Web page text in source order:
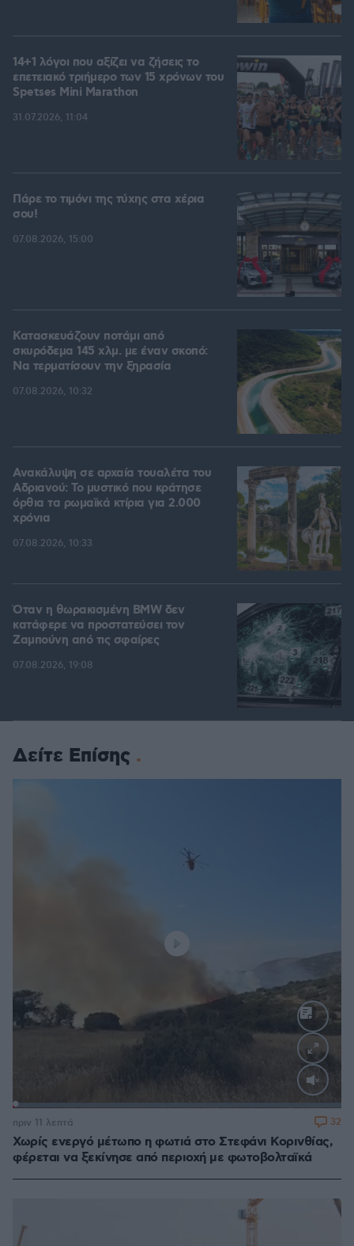
14+1 λόγοι που αξίζει να ζήσεις το
επετειακό τριήμερο των 15 χρόνων του
Spetses Mini Marathon
31.07.2026, 11:04
Πάρε το τιμόνι της τύχης στα χέρια
σου!
07.08.2026, 15:00
Κατασκευάζουν ποτάμι από
σκυρόδεμα 145 χλμ. με έναν σκοπό:
Να τερματίσουν την ξηρασία
07.08.2026, 10:32
Ανακάλυψη σε αρχαία τουαλέτα του
Αδριανού: Το μυστικό που κράτησε
όρθια τα ρωμαϊκά κτίρια για 2.000
χρόνια
07.08.2026, 10:33
Όταν η θωρακισμένη BMW δεν
κατάφερε να προστατεύσει τον
Ζαμπούνη από τις σφαίρες
07.08.2026, 19:08
Δείτε Επίσης
Loaded:
Χωρίς ενεργό μέτωπο η φωτιά στο Στεφάνι Κορινθίας,
φέρεται να ξεκίνησε από περιοχή με φωτοβολταϊκά
πριν 11 λεπτά 32